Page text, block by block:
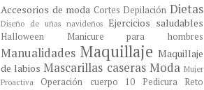
Accesorios de moda Cortes Depilación Dietas
Diseño de uñas navideños Ejercicios saludables
Halloween Manicure para hombres
Manualidades Maquillaje Maquillaje
de labios Mascarillas caseras Moda Mujer
Proactiva
Operación cuerpo 10 Pedicura
Reto